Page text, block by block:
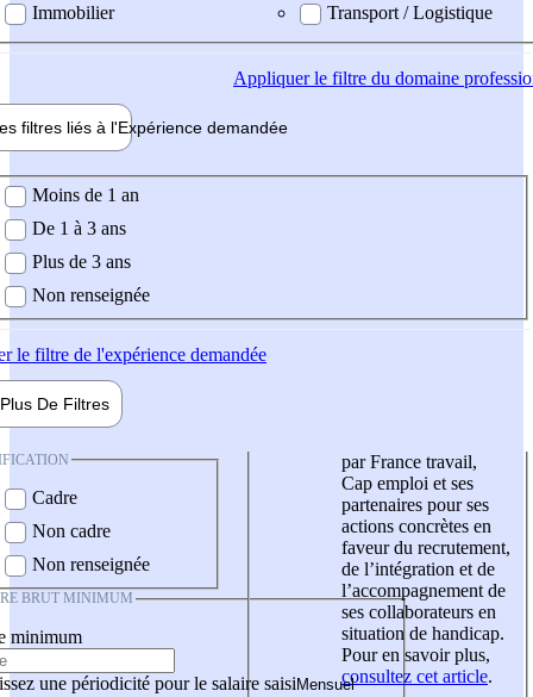
Immobilier
Transport / Logistique
Appliquerle filtre du domaine
filtres liés à l'Expérience demandée
demandée
Moins de 1 an
De 1 à 3 ans
Plus de 3 ans
Non renseignée
le filtre de l'expérience demandée
Plus De Filtres
Cadre
Non cadre
Non renseignée
BRUT MINIMUM
minimum
une périodicité pour le salaire saisi
par France travail,
Cap emploi et ses
partenaires pour ses
actions concrètes en
faveur du recrutement,
de l’intégration et de
l’accompagnement de
ses collaborateurs en
situation de handicap.
Pour en savoir plus,
consultez cet article.